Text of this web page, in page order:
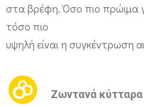
η
Μ
ν
ά
στα βρέφη. Όσο πιο πρώιμα
τόσο πιο
υψηλή είναι η συγκέντρωση
Ζωντανά κύτταρα